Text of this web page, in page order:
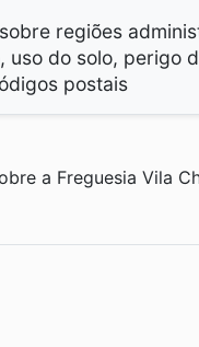
regiões
do solo, perigo
postais
a Freguesia Vila